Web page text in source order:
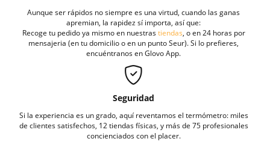
Aunque ser rápidos no siempre es una virtud, cuando las ganas
apremian, la rapidez sí importa, así que:
Recoge tu pedido ya mismo en nuestrastiendas , o en 24 horas por
mensajeria (en tu domicilio o en un punto Seur). Si lo prefieres,
encuéntranos en Glovo App.
Seguridad
Si la experiencia es un grado, aquí reventamos el termómetro: miles
de clientes satisfechos, 12 tiendas físicas, y más de 75 profesionales
concienciados con el placer.